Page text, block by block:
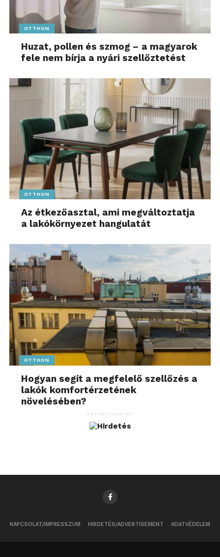
OTTHON
Huzat, pollen és szmog – a magyarok
fele nem bírja a nyári szellőztetést
OTTHON
Az étkezőasztal, ami megváltoztatja
a lakókörnyezet hangulatát
OTTHON
Hogyan segít a megfelelő szellőzés a
lakók komfortérzetének
növelésében?
ADVERTISEMENT
KAPCSOLAT/IMPRESSZUM HIRDETÉS/ADVERTISEMENT ADATVÉDELEM